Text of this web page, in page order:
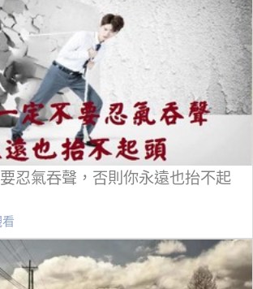
忍氣吞聲，否則你永遠也抬不起